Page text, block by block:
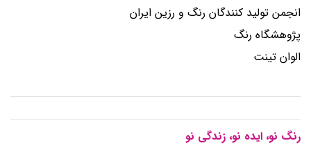
انجمن توليد كنندگان رنگ و رزين ايران
پژوهشگاه رنگ
الوان تینت
رنگ نو، ایده نو، زندگی نو